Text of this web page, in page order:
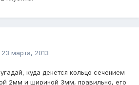
23 марта, 2013
куда денется кольцо сечением
2мм и шириной 3мм, правильно, его